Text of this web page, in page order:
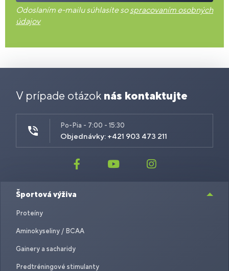
Odoslaním e-mailu súhlasíte sospracovaním osobných
údajov
V prípade otázok nás kontaktujte
Po-Pia - 7:00 - 15:30
Objednávky: +421 903 473 211
Športová výživa
Proteíny
Aminokyseliny / BCAA
Gainery a sacharidy
Predtréningové stimulanty